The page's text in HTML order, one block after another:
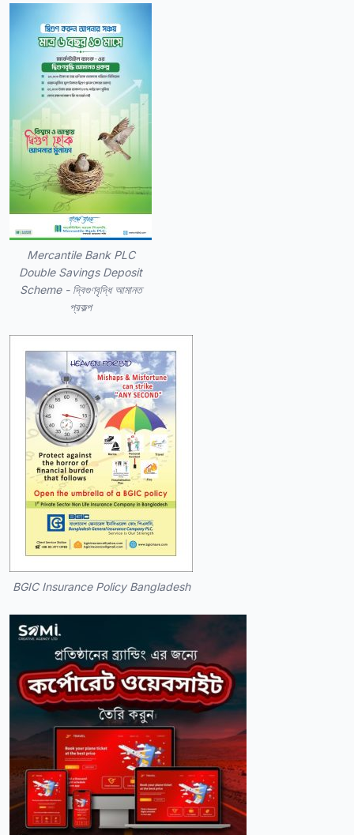
Mercantile Bank PLC
Double Savings Deposit
Scheme - দ্বিগুণবৃদ্ধি আমানত
প্রকল্প
BGIC Insurance Policy Bangladesh